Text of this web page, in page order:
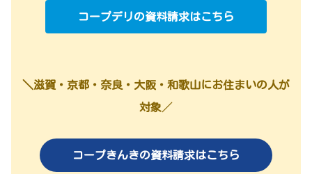
コープデリの資料請求はこちら
＼滋賀・京都・奈良・大阪・和歌山にお住まいの人が
対象 ／
コープきんきの資料請求はこちら